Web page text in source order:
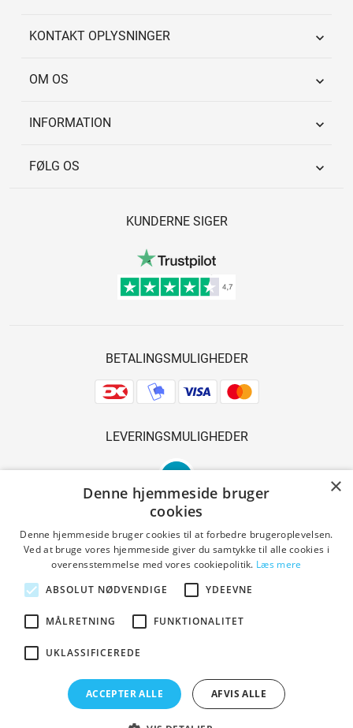
KONTAKT OPLYSNINGER 
OM OS 
INFORMATION 
FØLG OS 
KUNDERNE SIGER
BETALINGSMULIGHEDER
LEVERINGSMULIGHEDER
SIKKER SHOPPING
Handelsbetingelser
Copyright © 2023 Den Gl. Smedie. All Rights Reserved.
Designed by PrestaShoppen
×
Denne hjemmeside bruger
cookies
Denne hjemmeside bruger cookies til at forbedre brugeroplevelsen.
Ved at bruge vores hjemmeside giver du samtykke til alle cookies i
overensstemmelse med vores cookiepolitik. Læs mere
ABSOLUT NØDVENDIGE
YDEEVNE
MÅLRETNING FUNKTIONALITET
UKLASSIFICEREDE
ACCEPTER ALLE AFVIS ALLE